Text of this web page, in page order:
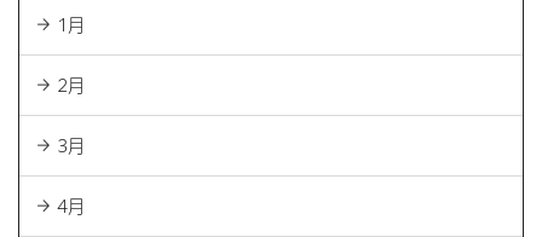
1月
2月
3月
4月